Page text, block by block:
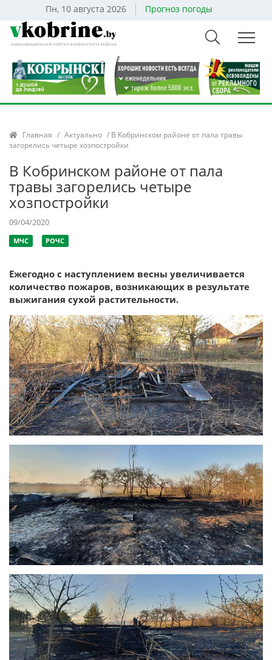
Пн, 10 августа 2026 Прогноз погоды
Главная / Актуально / В Кобринском районе от пала травы
загорелись четыре хозпостройки
В Кобринском районе от пала
травы загорелись четыре
хозпостройки
09/04/2020
МЧС РОЧС
Ежегодно с наступлением весны увеличивается
количество пожаров, возникающих в результате
выжигания сухой растительности.